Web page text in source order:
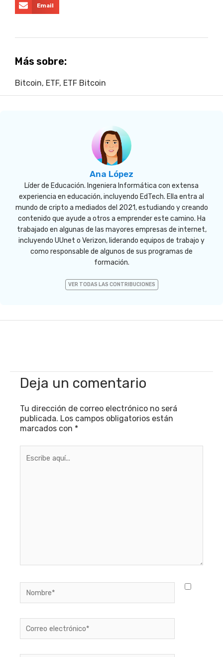
Email
Más sobre:
Bitcoin, ETF, ETF Bitcoin
Ana López
Líder de Educación. Ingeniera Informática con extensa
experiencia en educación, incluyendo EdTech. Ella entra al
mundo de cripto a mediados del 2021, estudiando y creando
contenido que ayude a otros a emprender este camino. Ha
trabajado en algunas de las mayores empresas de internet,
incluyendo UUnet o Verizon, liderando equipos de trabajo y
como responsable de algunos de sus programas de
formación.
VER TODAS LAS CONTRIBUCIONES
Deja un comentario
Tu dirección de correo electrónico no será
publicada. Los campos obligatorios están
marcados con *
aquí...
electrónico*